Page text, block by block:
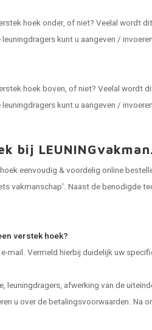
hoek onder, of niet? Veelal wordt
kunt u aangeven /
hoek boven, of niet? Veelal wordt
kunt u aangeven /
bij
eenvoudig & voordelig online
vakmanschap'. Naast de benodigde
verstek hoek?
mail. Vermeld hierbij duidelijk uw
leuningdragers, afwerking van de
u over de betalingsvoorwaarden.